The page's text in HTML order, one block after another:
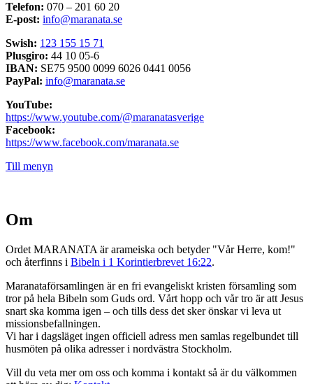
Telefon: 070 – 201 60 20
E-post: info@maranata.se
Swish: 123 155 15 71
Plusgiro: 44 10 05-6
IBAN: SE75 9500 0099 6026 0441 0056
PayPal: info@maranata.se
YouTube:
https://www.youtube.com/@maranatasverige
Facebook:
https://www.facebook.com/maranata.se
Till menyn
Om
Ordet MARANATA är arameiska och betyder "Vår Herre, kom!"
och återfinns i Bibeln i 1 Korintierbrevet 16:22.
Maranataförsamlingen är en fri evangeliskt kristen församling som
tror på hela Bibeln som Guds ord. Vårt hopp och vår tro är att Jesus
snart ska komma igen – och tills dess det sker önskar vi leva ut
missionsbefallningen.
Vi har i dagsläget ingen officiell adress men samlas regelbundet till
husmöten på olika adresser i nordvästra Stockholm.
Vill du veta mer om oss och komma i kontakt så är du välkommen